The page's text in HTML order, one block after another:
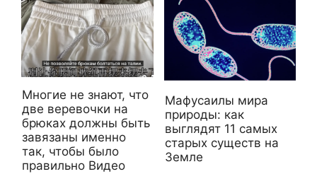
Многие не знают, что
две веревочки на
брюках должны быть
завязаны именно
так, чтобы было
правильно Видео
Мафусаилы мира
природы: как
выглядят 11 самых
старых существ на
Земле